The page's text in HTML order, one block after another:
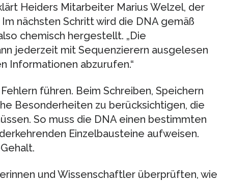
Heiders Mitarbeiter Marius Welzel, der
nächsten Schritt wird die DNA gemäß
chemisch hergestellt. „Die
jederzeit mit Sequenzierern ausgelesen
Informationen abzurufen.“
führen. Beim Schreiben, Speichern
Besonderheiten zu berücksichtigen, die
So muss die DNA einen bestimmten
Einzelbausteine aufweisen.
und Wissenschaftler überprüften, wie